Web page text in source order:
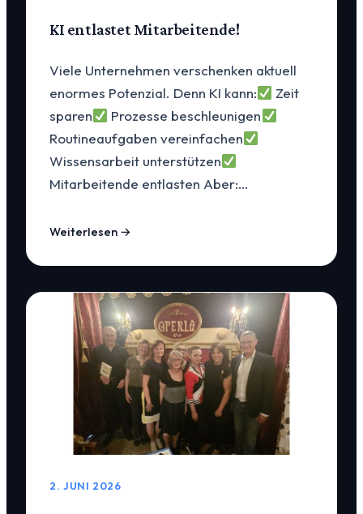
KI entlastet Mitarbeitende!
Viele Unternehmen verschenken aktuell
enormes Potenzial. Denn KI kann:
Zeit
sparen
Prozesse beschleunigen
Routineaufgaben vereinfachen
Wissensarbeit unterstützen
Mitarbeitende entlasten Aber:…
Weiterlesen →
2. JUNI 2026